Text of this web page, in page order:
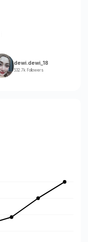
dewi.dewi_18
532.7k Followers